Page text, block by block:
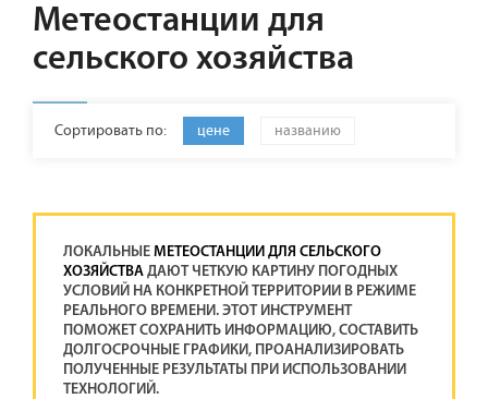
Метеостанции для
сельского хозяйства
Сортировать по: цене названию
ЛОКАЛЬНЫЕ МЕТЕОСТАНЦИИ ДЛЯ СЕЛЬСКОГО
ХОЗЯЙСТВА ДАЮТ ЧЕТКУЮ КАРТИНУ ПОГОДНЫХ
УСЛОВИЙ НА КОНКРЕТНОЙ ТЕРРИТОРИИ В РЕЖИМЕ
РЕАЛЬНОГО ВРЕМЕНИ. ЭТОТ ИНСТРУМЕНТ
ПОМОЖЕТ СОХРАНИТЬ ИНФОРМАЦИЮ, СОСТАВИТЬ
ДОЛГОСРОЧНЫЕ ГРАФИКИ, ПРОАНАЛИЗИРОВАТЬ
ПОЛУЧЕННЫЕ РЕЗУЛЬТАТЫ ПРИ ИСПОЛЬЗОВАНИИ
ТЕХНОЛОГИЙ.